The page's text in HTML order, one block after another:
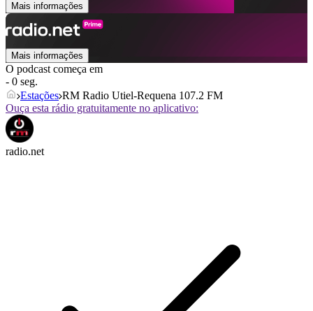
Mais informações
Mais informações
O podcast começa em
- 0 seg.
Estações RM Radio Utiel-Requena 107.2 FM
Ouça esta rádio gratuitamente no aplicativo:
radio.net